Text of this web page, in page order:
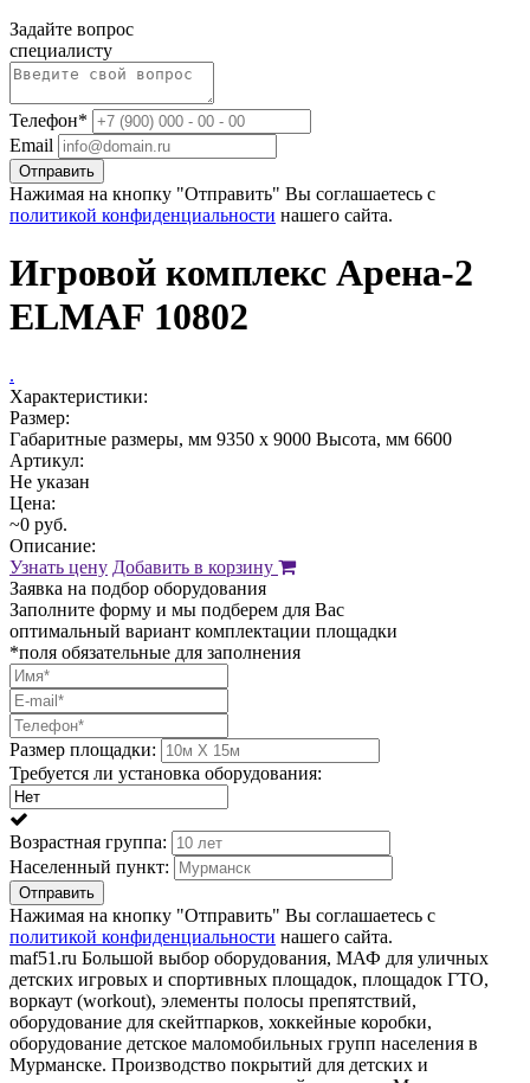
Задайте вопрос
специалисту
Телефон*
Email
Отправить
Нажимая на кнопку "Отправить" Вы соглашаетесь с
политикой конфиденциальности нашего сайта.
Игровой комплекс Арена-2
ELMAF 10802
.
Характеристики:
Размер:
Габаритные размеры, мм 9350 x 9000 Высота, мм 6600
Артикул:
Не указан
Цена:
~0 руб.
Описание:
Узнать цену Добавить в корзину
Заявка на подбор оборудования
Заполните форму и мы подберем для Вас
оптимальный вариант комплектации площадки
*поля обязательные для заполнения
Размер площадки:
Требуется ли установка оборудования:
Возрастная группа:
Населенный пункт:
Отправить
Нажимая на кнопку "Отправить" Вы соглашаетесь с
политикой конфиденциальности нашего сайта.
maf51.ru Большой выбор оборудования, МАФ для уличных
детских игровых и спортивных площадок, площадок ГТО,
воркаут (workout), элементы полосы препятствий,
оборудование для скейтпарков, хоккейные коробки,
оборудование детское маломобильных групп населения в
Мурманске. Производство покрытий для детских и